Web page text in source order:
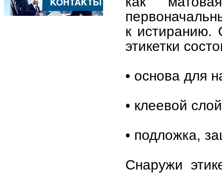
к истиранию.
этикетки
• основа для
• клеевой
• подложка,
Снаружи